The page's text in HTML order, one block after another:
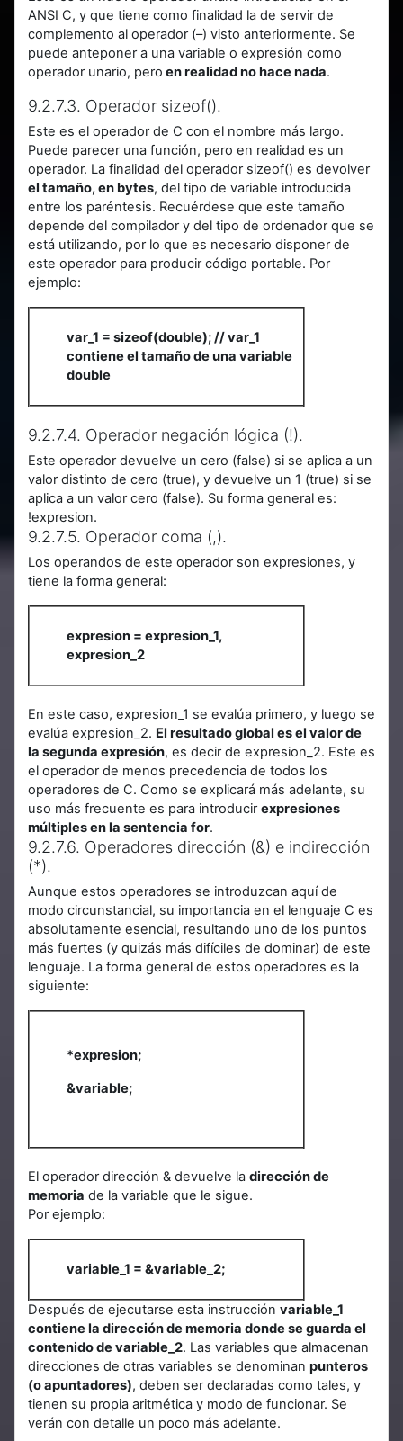
ANSI C, y que tiene como finalidad la de servir de
complemento al operador (–) visto anteriormente. Se
puede anteponer a una variable o expresión como
operador unario, pero en realidad no hace nada.
9.2.7.3. Operador sizeof().
Este es el operador de C con el nombre más largo.
Puede parecer una función, pero en realidad es un
operador. La finalidad del operador sizeof() es devolver
el tamaño, en bytes, del tipo de variable introducida
entre los paréntesis. Recuérdese que este tamaño
depende del compilador y del tipo de ordenador que se
está utilizando, por lo que es necesario disponer de
este operador para producir código portable. Por
ejemplo:
var_1 = sizeof(double); // var_1
contiene el tamaño de una variable
double
9.2.7.4. Operador negación lógica (!).
Este operador devuelve un cero (false) si se aplica a un
valor distinto de cero (true), y devuelve un 1 (true) si se
aplica a un valor cero (false). Su forma general es:
!expresion.
9.2.7.5. Operador coma (,).
Los operandos de este operador son expresiones, y
tiene la forma general:
expresion = expresion_1,
expresion_2
En este caso, expresion_1 se evalúa primero, y luego se
evalúa expresion_2. El resultado global es el valor de
la segunda expresión, es decir de expresion_2. Este es
el operador de menos precedencia de todos los
operadores de C. Como se explicará más adelante, su
uso más frecuente es para introducirexpresiones
múltiples en la sentencia for.
9.2.7.6. Operadores dirección (&) e indirección
(*).
Aunque estos operadores se introduzcan aquí de
modo circunstancial, su importancia en el lenguaje C es
absolutamente esencial, resultando uno de los puntos
más fuertes (y quizás más difíciles de dominar) de este
lenguaje. La forma general de estos operadores es la
siguiente:
*expresion;
&variable;
El operador dirección & devuelve la dirección de
memoria de la variable que le sigue.
Por ejemplo:
variable_1 = &variable_2;
Después de ejecutarse esta instrucción variable_1
contiene la dirección de memoria donde se guarda el
contenido de variable_2. Las variables que almacenan
direcciones de otras variables se denominan punteros
(o apuntadores), deben ser declaradas como tales, y
tienen su propia aritmética y modo de funcionar. Se
verán con detalle un poco más adelante.